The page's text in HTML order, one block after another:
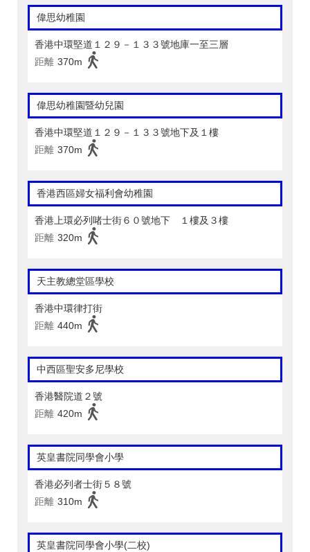
偉思幼稚園
香港中環堅道１２９－１３３號地庫一至三層
距離 370m
偉思幼稚園暨幼兒園
香港中環堅道１２９－１３３號地下及１樓
距離 370m
香港西區婦女福利會幼稚園
香港上環必列啫士街６０號地下 １樓及３樓
距離 320m
天主教總堂區學校
香港中環律打街
距離 440m
中西區聖安多尼學校
香港醫院道２號
距離 420m
英皇書院同學會小學
香港必列者士街５８號
距離 310m
英皇書院同學會小學(二校)